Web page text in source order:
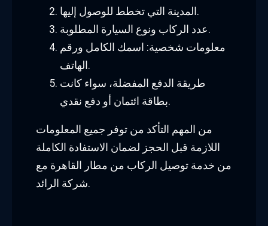
المدينة التي تخطط للوصول إليها.
عدد الركاب ونوع السيارة المطلوبة.
معلومات شخصية: اسمك الكامل ورقم
الهاتف.
طريقة الدفع المفضلة، سواء كانت
بطاقة ائتمان أو دفع نقدي.
من المهم التأكد من توفر جميع المعلومات
اللازمة قبل الحجز لضمان الاستفادة الكاملة
من خدمة توصيل الركاب من مطار القاهرة مع
شركة الرائد.